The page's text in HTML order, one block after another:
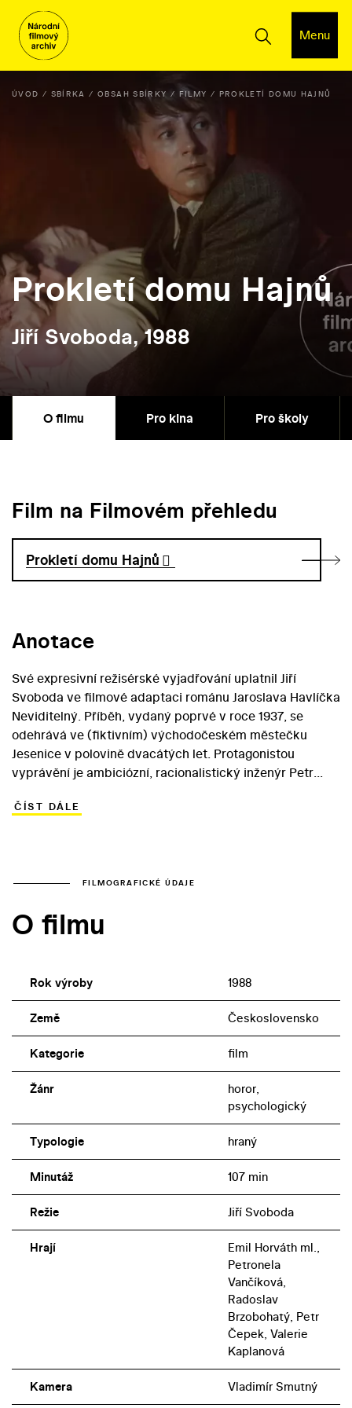
Menu
ÚVOD SBÍRKA OBSAH SBÍRKY FILMY PROKLETÍ DOMU HAJNŮ
Prokletí domu Hajnů
Jiří Svoboda, 1988
O filmu Pro kina Pro školy
Film na Filmovém přehledu
Prokletí domu Hajnů
Anotace
Své expresivní režisérské vyjadřování uplatnil Jiří
Svoboda ve filmové adaptaci románu Jaroslava Havlíčka
Neviditelný. Příběh, vydaný poprvé v roce 1937, se
odehrává ve (fiktivním) východočeském městečku
Jesenice v polovině dvacátých let. Protagonistou
vyprávění je ambiciózní, racionalistický inženýr Petr
rodiny Hajnových. Šílený bratr Petrova tchána, Cyril,
pochmurnou obžalobu měšťáckého sobectví v
Petra Vančíková (Soňa) a Petr Čepek (Cyril). Čepkův
ČÍST DÁLE
FILMOGRAFICKÉ ÚDAJE
O filmu
Rok výroby 1988
Země Československo
Kategorie film
Žánr
horor,
psychologický
Typologie hraný
Minutáž 107 min
Režie Jiří Svoboda
Hrají
Emil Horváth ml.,
Petronela
Vančíková,
Radoslav
Brzobohatý, Petr
Čepek, Valerie
Kaplanová
Kamera Vladimír Smutný